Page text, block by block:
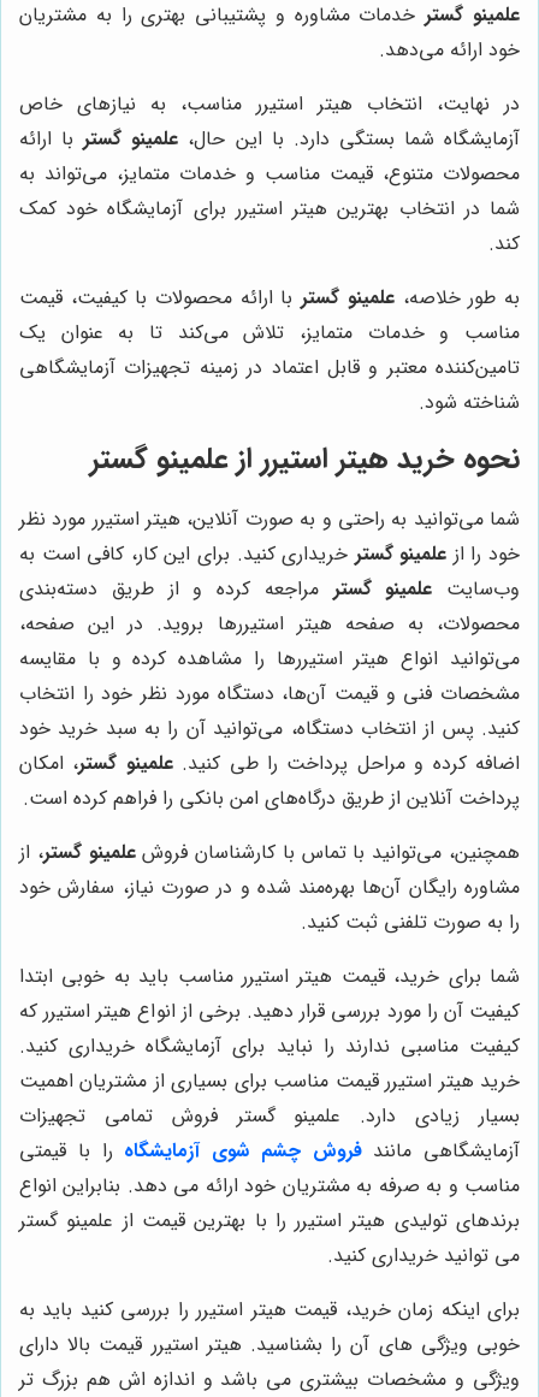
علمینو گستر خدمات مشاوره و پشتیبانی بهتری را به مشتریان
خود ارائه می‌دهد.
در نهایت، انتخاب هیتر استیرر مناسب، به نیازهای خاص
آزمایشگاه شما بستگی دارد. با این حال، علمینو گستر با ارائه
محصولات متنوع، قیمت مناسب و خدمات متمایز، می‌تواند به
شما در انتخاب بهترین هیتر استیرر برای آزمایشگاه خود کمک
کند.
به طور خلاصه،علمینو گستر با ارائه محصولات با کیفیت، قیمت
مناسب و خدمات متمایز، تلاش می‌کند تا به عنوان یک
تامین‌کننده معتبر و قابل اعتماد در زمینه تجهیزات آزمایشگاهی
شناخته شود.
نحوه خرید هیتر استیرر از علمینو گستر
شما می‌توانید به راحتی و به صورت آنلاین، هیتر استیرر مورد نظر
خود را از علمینو گستر خریداری کنید. برای این کار، کافی است به
وب‌سایت علمینو گستر مراجعه کرده و از طریق دسته‌بندی
محصولات، به صفحه هیتر استیررها بروید. در این صفحه،
می‌توانید انواع هیتر استیررها را مشاهده کرده و با مقایسه
مشخصات فنی و قیمت آن‌ها، دستگاه مورد نظر خود را انتخاب
کنید. پس از انتخاب دستگاه، می‌توانید آن را به سبد خرید خود
اضافه کرده و مراحل پرداخت را طی کنید.علمینو گستر، امکان
پرداخت آنلاین از طریق درگاه‌های امن بانکی را فراهم کرده است.
همچنین، می‌توانید با تماس با کارشناسان فروشعلمینو گستر، از
مشاوره رایگان آن‌ها بهره‌مند شده و در صورت نیاز، سفارش خود
را به صورت تلفنی ثبت کنید.
شما برای خرید،قیمت هیتر استیرر مناسب باید به خوبی ابتدا
کیفیت آن را مورد بررسی قرار دهید. برخی از انواع هیتر استیرر که
کیفیت مناسبی ندارند را نباید برای آزمایشگاه خریداری کنید.
خرید هیتر استیرر قیمت مناسب برای بسیاری از مشتریان اهمیت
بسیار زیادی دارد. علمینو گستر فروش تمامی تجهیزات
آزمایشگاهی مانند فروش چشم شوی آزمایشگاه را با قیمتی
مناسب و به صرفه به مشتریان خود ارائه می دهد. بنابراین انواع
برندهای تولیدی هیتر استیرر را با بهترین قیمت از علمینو گستر
می توانید خریداری کنید.
برای اینکه زمان خرید، قیمت هیتر استیرر را بررسی کنید باید به
خوبی ویژگی های آن را بشناسید. هیتر استیرر قیمت بالا دارای
ویژگی و مشخصات بیشتری می باشد و اندازه اش هم بزرگ تر